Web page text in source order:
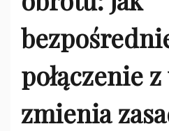
połączenie
zmienia